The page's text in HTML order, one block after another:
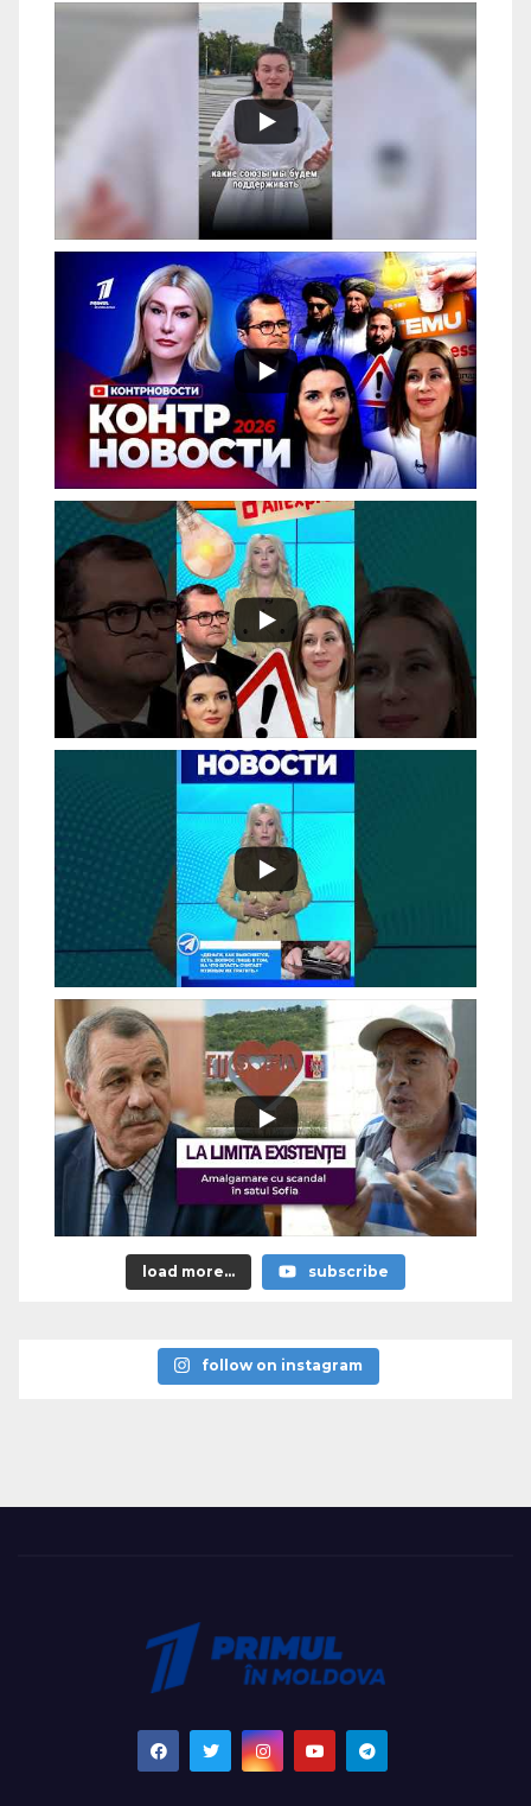
load more... subscribe
follow on instagram